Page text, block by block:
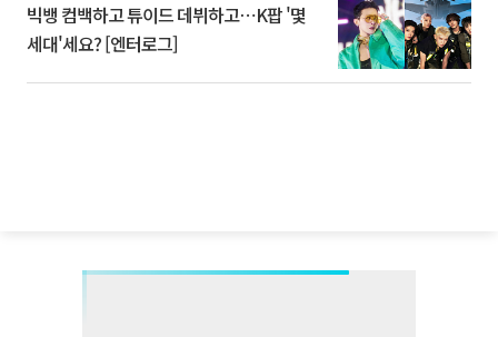
빅뱅 컴백하고 튜이드 데뷔하고⋯K팝 '몇
세대'세요? [엔터로그]